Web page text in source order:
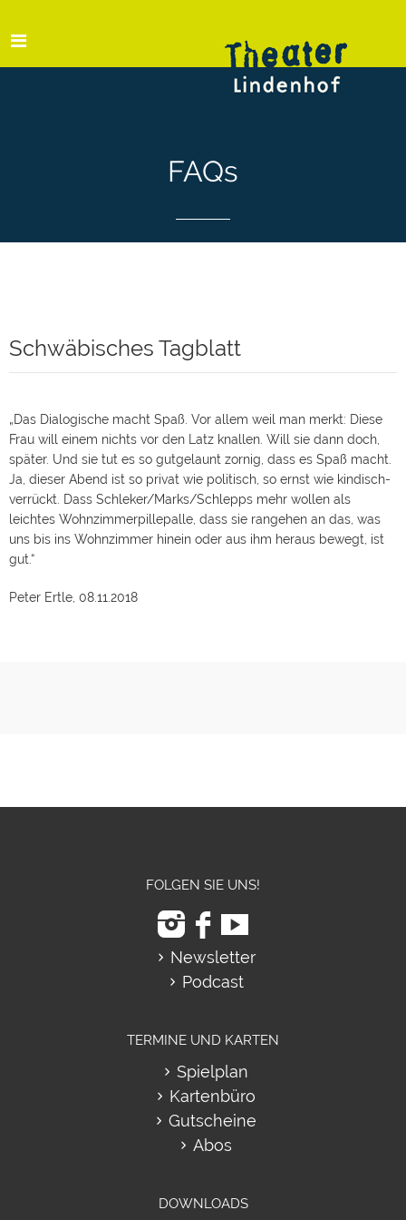
FAQs
Schwäbisches Tagblatt
„Das Dialogische macht Spaß. Vor allem weil man merkt: Diese
Frau will einem nichts vor den Latz knallen. Will sie dann doch,
später. Und sie tut es so gutgelaunt zornig, dass es Spaß macht.
Ja, dieser Abend ist so privat wie politisch, so ernst wie kindisch-
verrückt. Dass Schleker/Marks/Schlepps mehr wollen als
leichtes Wohnzimmerpillepalle, dass sie rangehen an das, was
uns bis ins Wohnzimmer hinein oder aus ihm heraus bewegt, ist
gut.“
Peter Ertle, 08.11.2018
FOLGEN SIE UNS!
Newsletter
Podcast
TERMINE UND KARTEN
Spielplan
Kartenbüro
Gutscheine
Abos
DOWNLOADS